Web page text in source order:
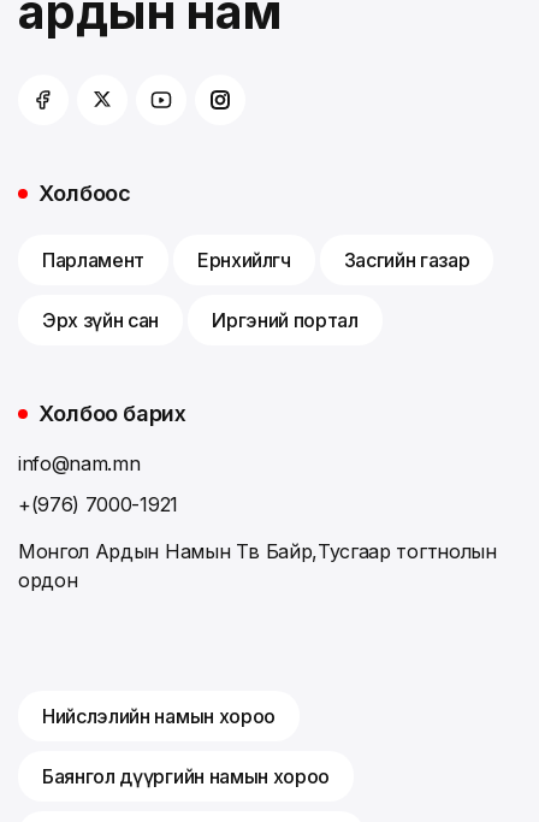
Холбоос
Парламент Ерөнхийлөгч Засгийн газар
Эрх зүйн сан Иргэний портал
Холбоо барих
info@nam.mn
+(976) 7000-1921
Монгол Ардын Намын Төв Байр,Тусгаар тогтнолын
ордон
Нийслэлийн намын хороо
Баянгол дүүргийн намын хороо